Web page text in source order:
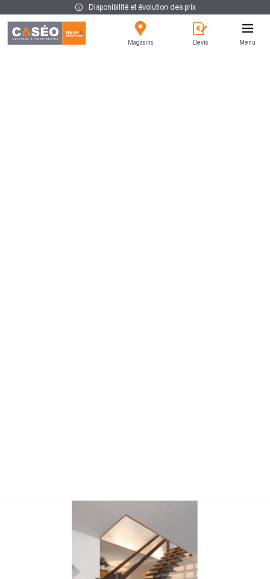
Disponibilité et évolution des prix
Magasins Devis Menu